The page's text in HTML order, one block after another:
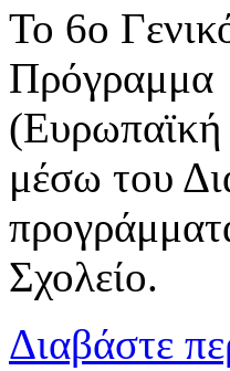
Το 6ο
Πρόγραμμα
(Ευρωπαϊκή
μέσω του
Σχολείο.
Διαβάστε